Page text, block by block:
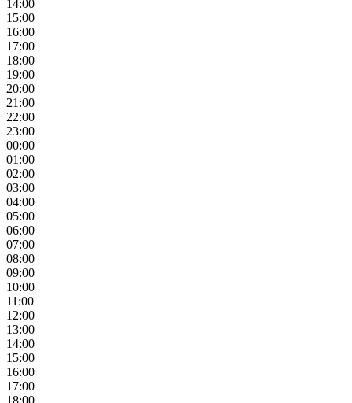
14:00
15:00
16:00
17:00
18:00
19:00
20:00
21:00
22:00
23:00
00:00
01:00
02:00
03:00
04:00
05:00
06:00
07:00
08:00
09:00
10:00
11:00
12:00
13:00
14:00
15:00
16:00
17:00
18:00